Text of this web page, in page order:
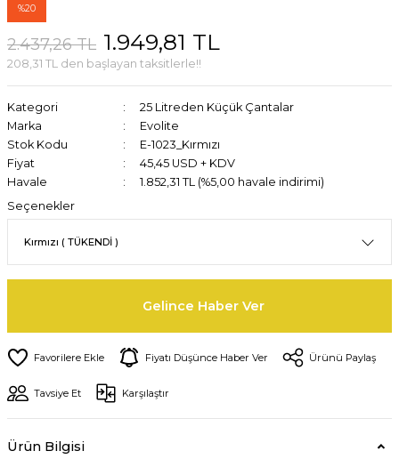
%20
2.437,26 TL 1.949,81 TL
208,31 TL den başlayan taksitlerle!!
Kategori
25 Litreden Küçük Çantalar
Marka
Evolite
Stok Kodu
E-1023_Kırmızı
Fiyat
45,45 USD + KDV
Havale
1.852,31 TL (%5,00 havale indirimi)
Seçenekler
Gelince Haber Ver
Fiyatı Düşünce Haber Ver Ürünü Paylaş
Tavsiye Et Karşılaştır
Ürün Bilgisi